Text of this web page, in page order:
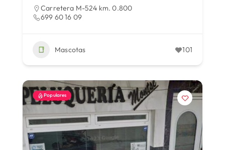
Carretera M-524 km. 0.800
699 60 16 09
Mascotas 101
Populares